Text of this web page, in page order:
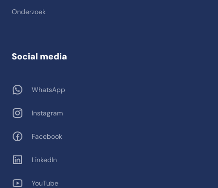
Onderzoek
Social media
WhatsApp
Instagram
Facebook
LinkedIn
YouTube